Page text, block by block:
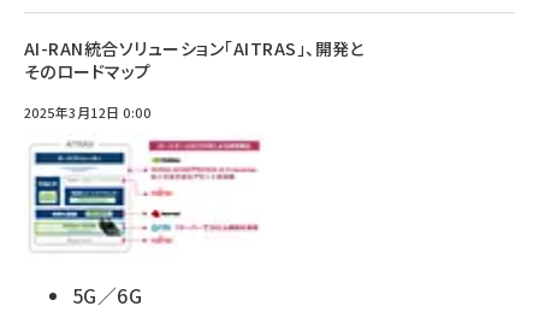
AI-RAN統合ソリューション「AITRAS」、開発と
そのロードマップ
2025年3月12日 0:00
5G／6G